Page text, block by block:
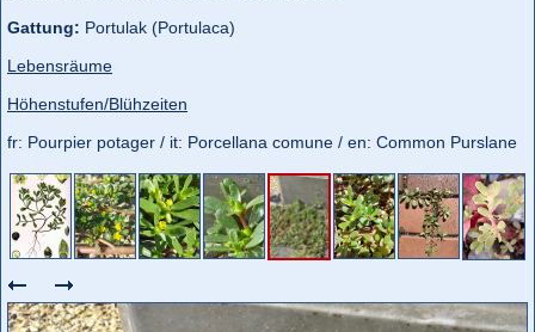
Gattung: Portulak (Portulaca)
Lebensräume
Höhenstufen/Blühzeiten
fr: Pourpier potager / it: Porcellana comune / en: Common Purslane